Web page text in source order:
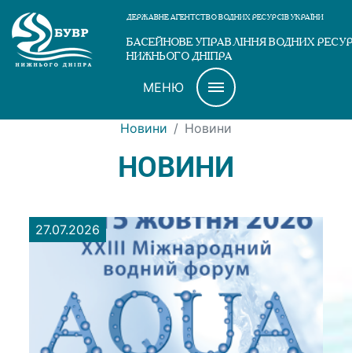
ДЕРЖАВНЕ АГЕНТСТВО ВОДНИХ РЕСУРСІВ УКРАЇНИ
БАСЕЙНОВЕ УПРАВЛІННЯ ВОДНИХ
НИЖНЬОГО ДНІПРА
МЕНЮ
Новини Новини
НОВИНИ
27.07.2026